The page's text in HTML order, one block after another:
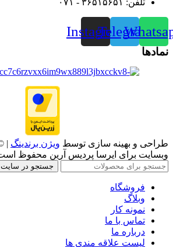
Telegram
Instagram
نمادها
طراحی و بهینه سازی توسط ویژن برندینگ |
وبسایت برای ایرسا پردیس آرین محفوظ
جستجو در سایت
فروشگاه
وبلاگ
نمونه کار
تماس با ما
درباره ما
لیست علاقه مندی ها